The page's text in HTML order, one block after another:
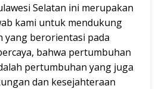
Selatan ini merupakan
kami untuk mendukung
yang berorientasi pada
bahwa pertumbuhan
pertumbuhan yang juga
dan kesejahteraan